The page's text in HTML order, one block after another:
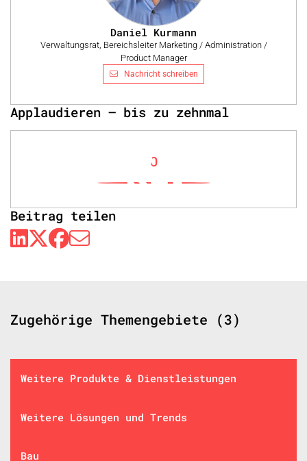
Daniel Kurmann
Verwaltungsrat, Bereichsleiter Marketing / Administration /
Product Manager
Nachricht schreiben
Applaudieren – bis zu zehnmal
0
Beitrag teilen
Zugehörige Themengebiete (3)
Weitere Produkte & Dienstleistungen
Weitere Lösungen und Trends
Bau